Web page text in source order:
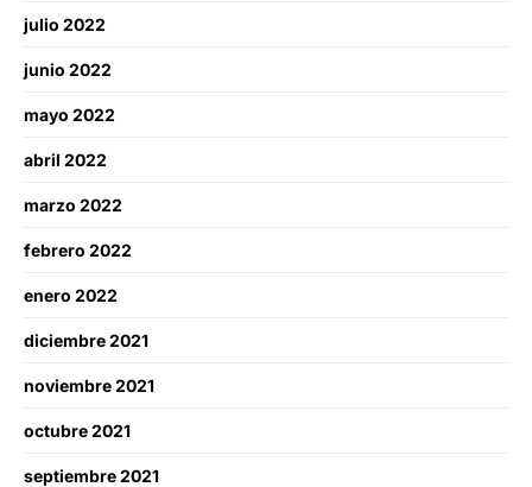
julio 2022
junio 2022
mayo 2022
abril 2022
marzo 2022
febrero 2022
enero 2022
diciembre 2021
noviembre 2021
octubre 2021
septiembre 2021